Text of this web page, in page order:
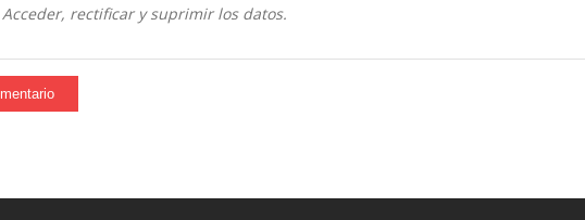
rectificar y suprimir los datos.